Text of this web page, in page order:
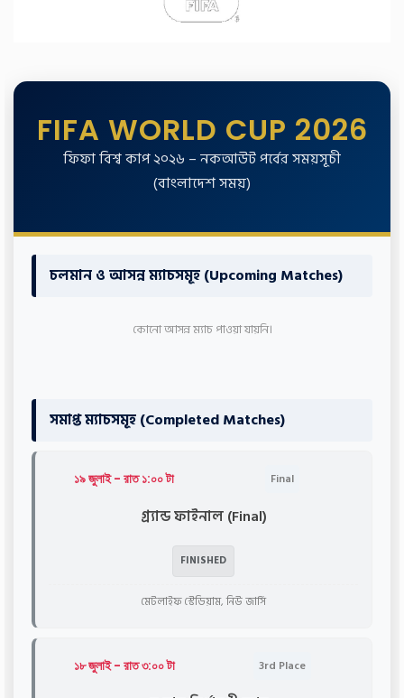
FIFA WORLD CUP 2026
ফিফা বিশ্ব কাপ ২০২৬ – নকআউট পর্বের সময়সূচী
(বাংলাদেশ সময়)
চলমান ও আসন্ন ম্যাচসমূহ (Upcoming Matches)
কোনো আসন্ন ম্যাচ পাওয়া যায়নি।
সমাপ্ত ম্যাচসমূহ (Completed Matches)
১৯ জুলাই - রাত ১:০০ টা Final
গ্র্যান্ড ফাইনাল (Final)
FINISHED
মেটলাইফ স্টেডিয়াম, নিউ জার্সি
১৮ জুলাই - রাত ৩:০০ টা 3rd Place